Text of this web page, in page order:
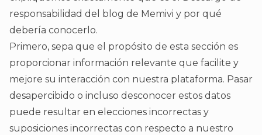
responsabilidad del blog de Memivi y por qué
debería conocerlo.
Primero, sepa que el propósito de esta sección es
proporcionar información relevante que facilite y
mejore su interacción con nuestra plataforma. Pasar
desapercibido o incluso desconocer estos datos
puede resultar en elecciones incorrectas y
suposiciones incorrectas con respecto a nuestro